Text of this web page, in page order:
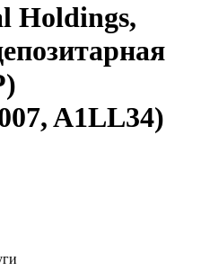
Holdings,
A1LL34)